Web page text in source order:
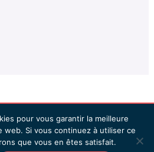
pour vous garantir la meilleure
Si vous continuez à utiliser ce
que vous en êtes satisfait.